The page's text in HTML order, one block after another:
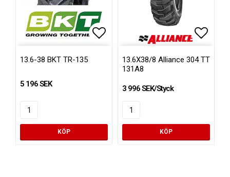
13.6-38 BKT TR-135
5 196 SEK
KÖP
13.6X38/8 Alliance 304 TT
131A8
3 996 SEK/Styck
KÖP